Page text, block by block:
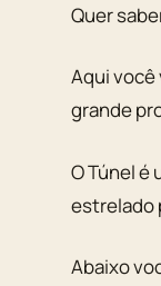
Quer
Aqui você
grande
O Túnel é
estrelado
Abaixo